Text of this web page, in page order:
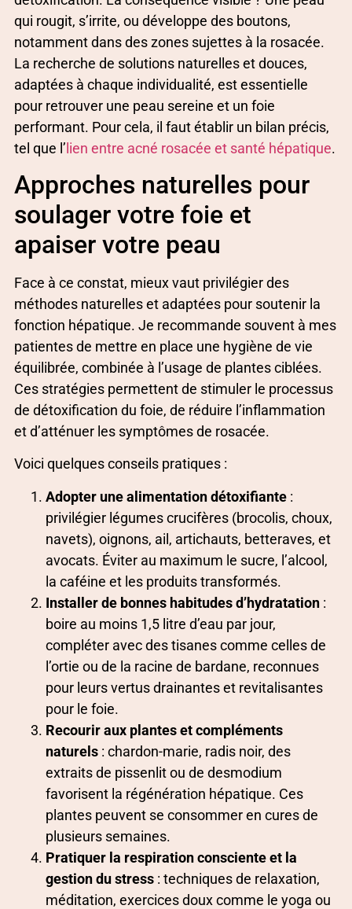
qui rougit, s’irrite, ou développe des boutons,
notamment dans des zones sujettes à la rosacée.
La recherche de solutions naturelles et douces,
adaptées à chaque individualité, est essentielle
pour retrouver une peau sereine et un foie
performant. Pour cela, il faut établir un bilan précis,
tel que l’lien entre acné rosacée et santé hépatique.
Approches naturelles pour
soulager votre foie et
apaiser votre peau
Face à ce constat, mieux vaut privilégier des
méthodes naturelles et adaptées pour soutenir la
fonction hépatique. Je recommande souvent à mes
patientes de mettre en place une hygiène de vie
équilibrée, combinée à l’usage de plantes ciblées.
Ces stratégies permettent de stimuler le processus
de détoxification du foie, de réduire l’inflammation
et d’atténuer les symptômes de rosacée.
Voici quelques conseils pratiques :
Adopter une alimentation détoxifiante :
privilégier légumes crucifères (brocolis, choux,
navets), oignons, ail, artichauts, betteraves, et
avocats. Éviter au maximum le sucre, l’alcool,
la caféine et les produits transformés.
Installer de bonnes habitudes d’hydratation :
boire au moins 1,5 litre d’eau par jour,
compléter avec des tisanes comme celles de
l’ortie ou de la racine de bardane, reconnues
pour leurs vertus drainantes et revitalisantes
pour le foie.
Recourir aux plantes et compléments
naturels : chardon-marie, radis noir, des
extraits de pissenlit ou de desmodium
favorisent la régénération hépatique. Ces
plantes peuvent se consommer en cures de
plusieurs semaines.
Pratiquer la respiration consciente et la
gestion du stress : techniques de relaxation,
méditation, exercices doux comme le yoga ou